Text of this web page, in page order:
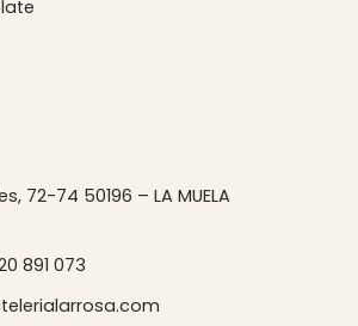
72-74 50196 – LA MUELA
891 073